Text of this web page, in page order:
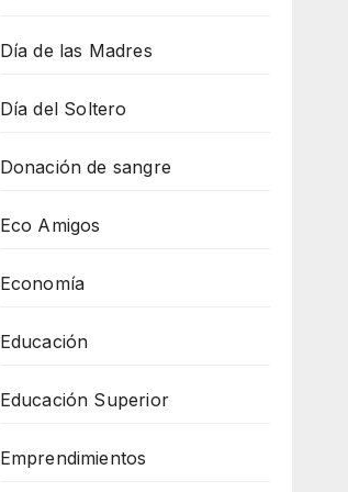
Día de las Madres
Día del Soltero
Donación de sangre
Eco Amigos
Economía
Educación
Educación Superior
Emprendimientos